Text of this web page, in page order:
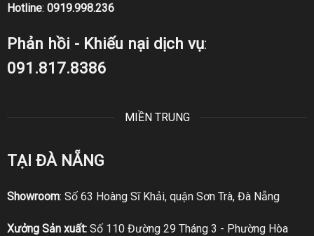
Hotline: 0919.998.236
Phản hồi - Khiếu nại dịch vụ:
091.817.8386
MIỀN TRUNG
TẠI ĐÀ NẴNG
Showroom: Số 63 Hoàng Sĩ Khải, quận Sơn Trà, Đà Nẵng
Xưởng Sản xuất:Số 110 Đường 29 Tháng 3 - Phường Hòa